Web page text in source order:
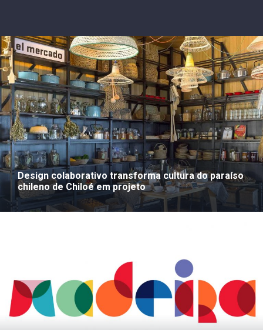
Design colaborativo transforma cultura do paraíso
chileno de Chiloé em projeto